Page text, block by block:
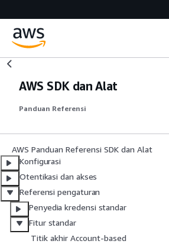
AWS SDK dan Alat
Panduan Referensi
AWS Panduan Referensi SDK dan Alat
Konfigurasi
Otentikasi dan akses
Referensi pengaturan
Penyedia kredensi standar
Fitur standar
Titik akhir Account-based